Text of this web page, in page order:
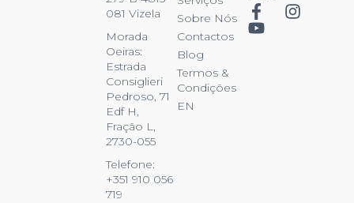
081 Vizela
Morada
Oeiras:
Estrada
Consiglieri
Pedroso, 71
Edf H,
Fração L,
2730-055
Telefone:
+351 910 056
719
Sobre Nós
Contactos
Blog
Termos &
Condições
EN